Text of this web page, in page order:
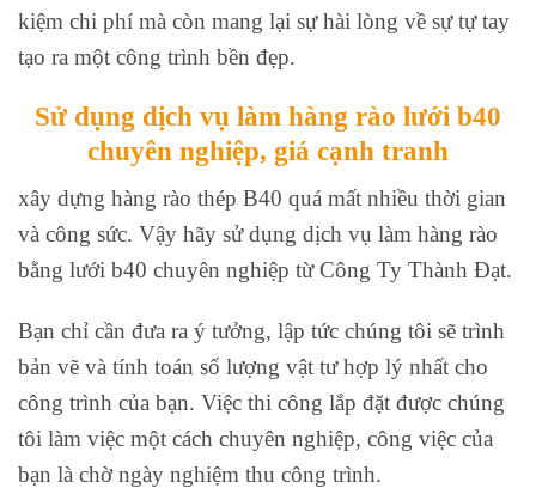
kiệm chi phí mà còn mang lại sự hài lòng về sự tự tay
tạo ra một công trình bền đẹp.
Sử dụng dịch vụ làm hàng rào lưới b40
chuyên nghiệp, giá cạnh tranh
xây dựng hàng rào thép B40 quá mất nhiều thời gian
và công sức. Vậy hãy sử dụng dịch vụ làm hàng rào
bằng lưới b40 chuyên nghiệp từ Công Ty Thành Đạt.
Bạn chỉ cần đưa ra ý tưởng, lập tức chúng tôi sẽ trình
bản vẽ và tính toán số lượng vật tư hợp lý nhất cho
công trình của bạn. Việc thi công lắp đặt được chúng
tôi làm việc một cách chuyên nghiệp, công việc của
bạn là chờ ngày nghiệm thu công trình.